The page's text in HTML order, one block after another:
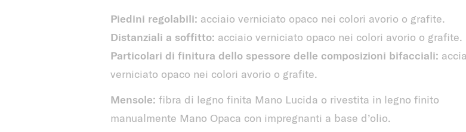
Piedini regolabili: acciaio verniciato opaco nei colori avorio o grafite.
Distanziali a soffitto: acciaio verniciato opaco nei colori avorio o grafite.
Particolari di finitura dello spessore delle composizioni bifacciali:
verniciato opaco nei colori avorio o grafite.
Mensole: fibra di legno finita Mano Lucida o rivestita in legno finito
manualmente Mano Opaca con impregnanti a base d’olio.